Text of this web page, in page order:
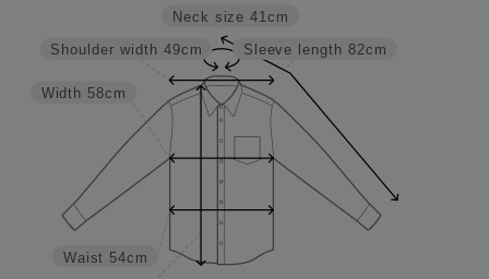
Sleeve length 82cm
Neck size 41cm
Waist 54cm
Width 58cm
Shoulder width 49cm